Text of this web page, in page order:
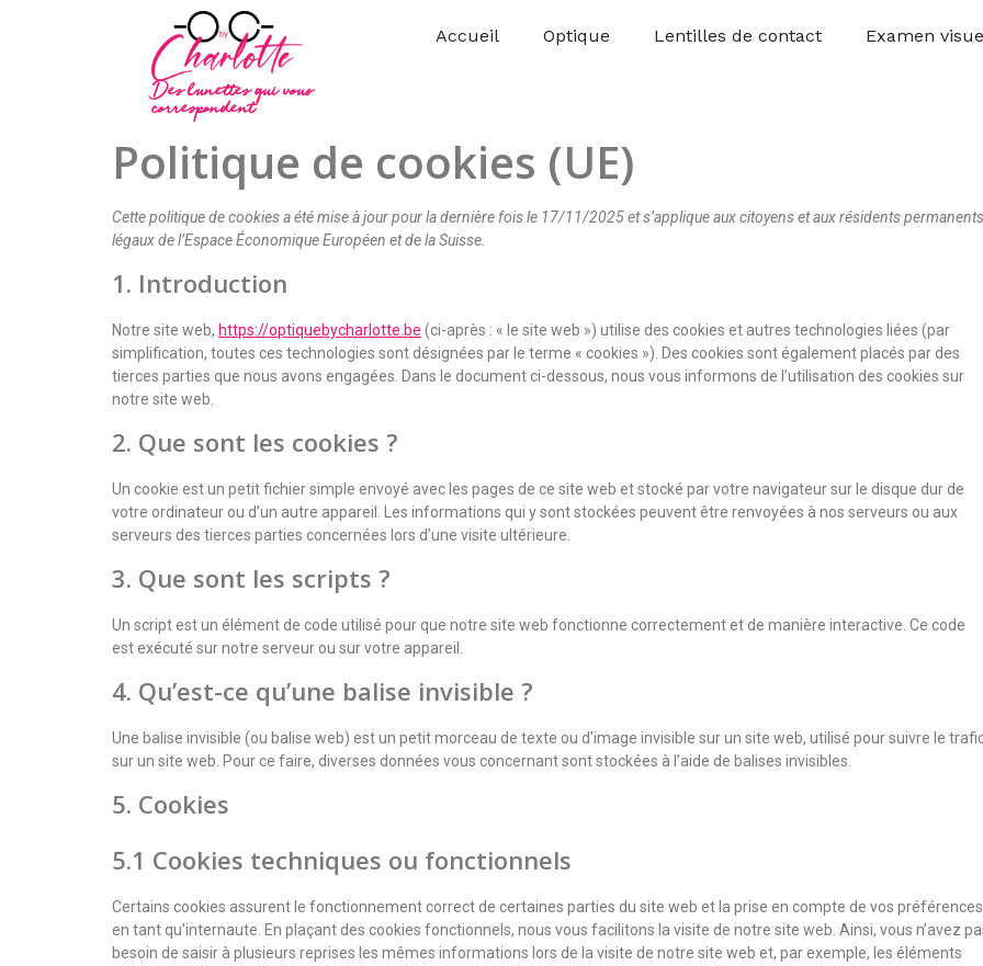
Des lunettes qui vous
correspondent
Accueil Optique Lentilles de contact Examen
Politique de cookies (UE)
Cette politique de cookies a été mise à jour pour la dernière fois le 17/11/2025 et s’applique aux citoyens et aux résidents permanents
légaux de l’Espace Économique Européen et de la Suisse.
1. Introduction
Notre site web, https://optiquebycharlotte.be (ci-après : « le site web ») utilise des cookies et autres technologies liées (par
simplification, toutes ces technologies sont désignées par le terme « cookies »). Des cookies sont également placés par des
tierces parties que nous avons engagées. Dans le document ci-dessous, nous vous informons de l’utilisation des cookies sur
notre site web.
2. Que sont les cookies ?
Un cookie est un petit fichier simple envoyé avec les pages de ce site web et stocké par votre navigateur sur le disque dur de
votre ordinateur ou d’un autre appareil. Les informations qui y sont stockées peuvent être renvoyées à nos serveurs ou aux
serveurs des tierces parties concernées lors d’une visite ultérieure.
3. Que sont les scripts ?
Un script est un élément de code utilisé pour que notre site web fonctionne correctement et de manière interactive. Ce code
est exécuté sur notre serveur ou sur votre appareil.
4. Qu’est-ce qu’une balise invisible ?
Une balise invisible (ou balise web) est un petit morceau de texte ou d’image invisible sur un site web, utilisé pour suivre le
sur un site web. Pour ce faire, diverses données vous concernant sont stockées à l’aide de balises invisibles.
5. Cookies
5.1 Cookies techniques ou fonctionnels
Certains cookies assurent le fonctionnement correct de certaines parties du site web et la prise en compte de vos préférences
en tant qu’internaute. En plaçant des cookies fonctionnels, nous vous facilitons la visite de notre site web. Ainsi, vous n’avez
besoin de saisir à plusieurs reprises les mêmes informations lors de la visite de notre site web et, par exemple, les éléments